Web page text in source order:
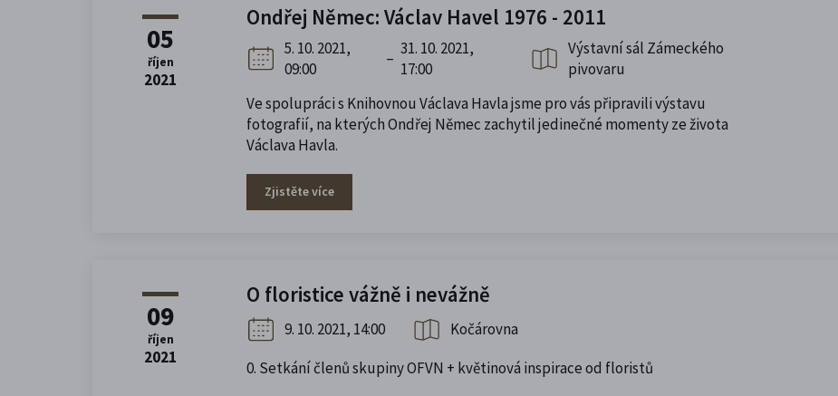
05
říjen
2021
Ondřej Němec: Václav Havel 1976 - 2011
5. 10. 2021,
09:00
–
31. 10. 2021,
17:00
Výstavní sál Zámeckého
pivovaru
Ve spolupráci s Knihovnou Václava Havla jsme pro vás připravili výstavu
fotografií, na kterých Ondřej Němec zachytil jedinečné momenty ze života
Václava Havla.
Zjistěte více
09
říjen
2021
O floristice vážně i nevážně
9. 10. 2021, 14:00
Kočárovna
0. Setkání členů skupiny OFVN + květinová inspirace od floristů